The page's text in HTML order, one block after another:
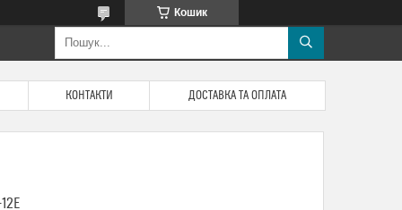
Кошик
КОНТАКТИ ДОСТАВКА ТА ОПЛАТА